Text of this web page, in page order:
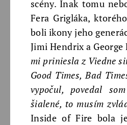
scény. Inak tomu
Fera Grigláka,
boli ikony jeho
Jimi Hendrix a
mi priniesla z Viedne
Good Times, Bad
vypočul, povedal
šialené, to musím
Inside of Fire bola